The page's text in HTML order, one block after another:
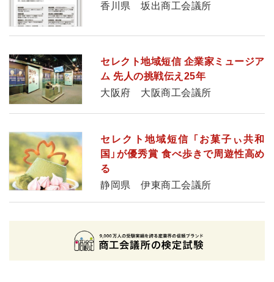
香川県 坂出商工会議所
セレクト地域短信 企業家ミュージア
ム 先人の挑戦伝え25年
大阪府 大阪商工会議所
セレクト地域短信 「お菓子ぃ共和
国」が優秀賞 食べ歩きで周遊性高め
る
静岡県 伊東商工会議所